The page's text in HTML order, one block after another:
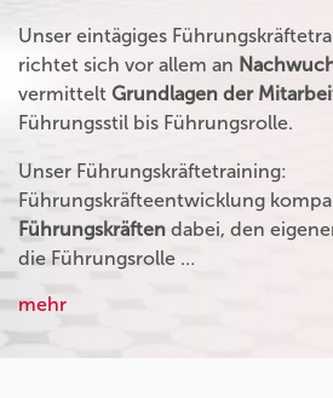
Unser eintägiges
richtet sich vor allem an
vermittelt Grundlagen der
Führungsstil bis Führungsrolle.
Unser Führungskräftetraining:
Führungskräfteentwicklung
Führungskräften dabei, den
die Führungsrolle …
mehr